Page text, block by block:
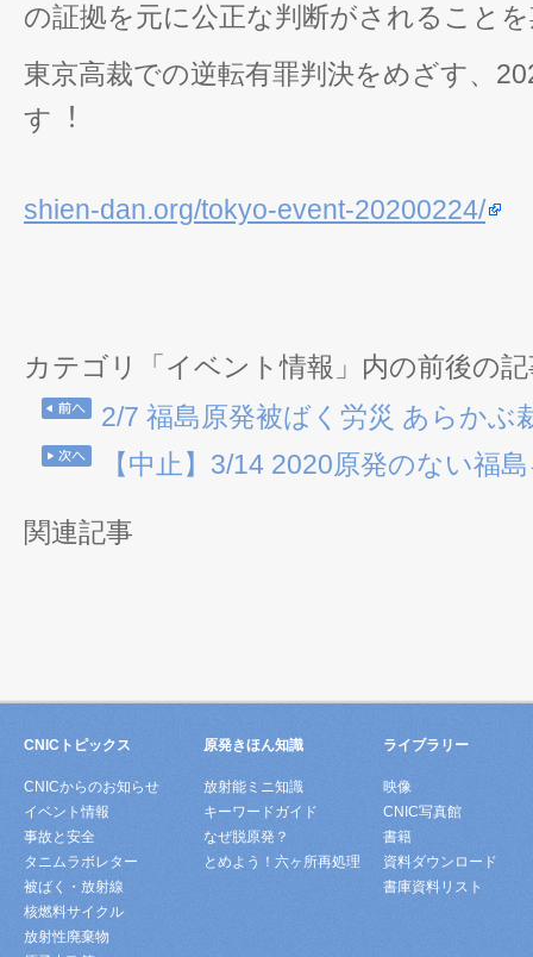
の証拠を元に公正な判断がされること
東京高裁での逆転有罪判決をめざす、
す︕
shien-dan.org/tokyo-event-20200224/
カテゴリ「イベント情報」内の前後の
2/7 福島原発被ばく労災 あらかぶ
【中止】3/14 2020原発のない福
関連記事
CNICトピックス
CNICからのお知らせ
イベント情報
事故と安全
タニムラボレター
被ばく・放射線
核燃料サイクル
放射性廃棄物
原発きほん知識
放射能ミニ知識
キーワードガイド
なぜ脱原発？
とめよう！六ヶ所再処理
ライブラリー
映像
CNIC写真館
書籍
資料ダウンロード
書庫資料リスト